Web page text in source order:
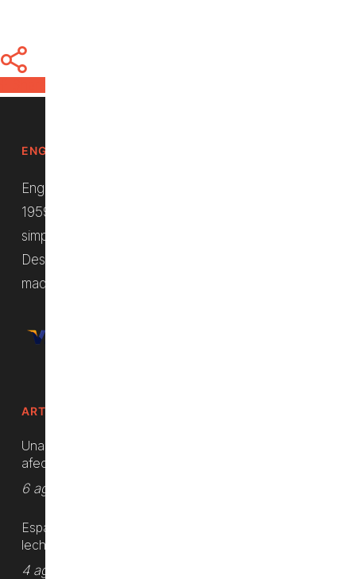
ENGUIX. DURABILIDAD, DESDE SIEMPRE.
Enguix S.L. es una empresa española fundada en el
1959 con el objetivo de aportar un producto que
simplifique el trabajo en el sector de la agricultura.
Desde el principio nuestra clave fue la calidad de las
maquinarias y del soporte ofrecido.
ARTÍCULOS RECIENTES
Unas 984 hectáreas agrícolas han sido
afectadas por los incendios forestales
6 agosto, 2026
España es el principal exportador de
lechuga en la Unión Europea
4 agosto, 2026